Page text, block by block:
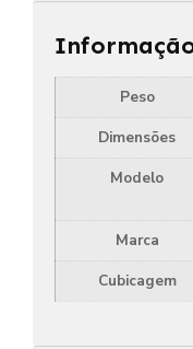
Peso
Dimensões
Modelo
Marca
Cubicagem